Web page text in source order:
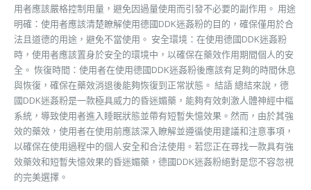
用者應該嚴格控制用量，避免因過量使用而引發不必要的副作用。 用途
明確：使用者應該清楚瞭解使用德國DDK迷姦粉的目的，確保僅用於合
法且道德的用途，避免不當使用。 安全環境：在使用德國DDK迷姦粉
時，使用者應該置身於安全的環境中，以確保在藥效作用期間個人的安
全。 恢復時間：使用者在使用德國DDK迷姦粉後應該有足夠的時間休息
與恢復，確保在藥效消退後能夠恢復到正常狀態。 結語 總結來說，德
國DDK迷姦粉是一款極具威力的昏迷媚藥，能夠有效刺激人體神經中樞
系統，導致使用者進入睡眠狀態並帶有短暫失憶效果。然而，由於其強
效的藥效，使用者在使用前應該深入瞭解並遵循使用建議和注意事項，
以確保在使用過程中的個人安全和合法使用。若您正在尋找一款具有強
效藥效和短暫失憶效果的昏迷媚藥，德國DDK迷姦粉絕對是您不容忽視
的完美選擇。